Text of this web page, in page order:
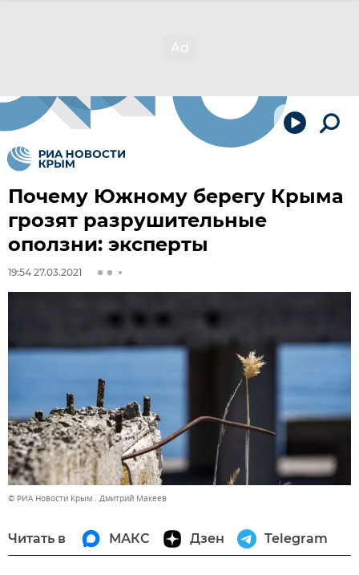
Почему Южному берегу Крыма
грозят разрушительные
оползни: эксперты
19:54 27.03.2021
© РИА Новости Крым . Дмитрий Макеев
Читать в МАКС Дзен Telegram